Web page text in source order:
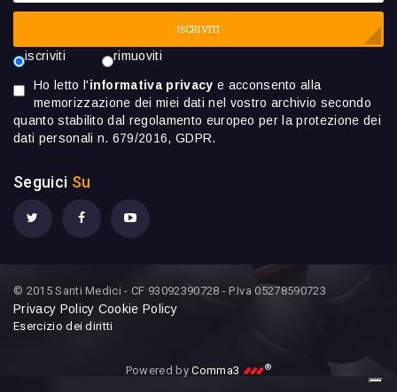
ISCRIVITI
iscriviti rimuoviti
Ho letto l'informativa privacy e acconsento alla
memorizzazione dei miei dati nel vostro archivio secondo
quanto stabilito dal regolamento europeo per la protezione dei
dati personali n. 679/2016, GDPR.
Seguici Su
© 2015 Santi Medici - CF 93092390728 - P.Iva 05278590723
Privacy Policy Cookie Policy
Esercizio dei diritti
Powered byComma3 ®